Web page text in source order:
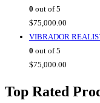
0 out of 5
$75,000.00
VIBRADOR
0 out of 5
$75,000.00
Top Rated